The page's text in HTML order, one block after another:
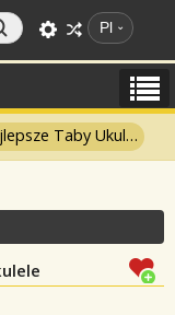
Pl
Taby Ukulele